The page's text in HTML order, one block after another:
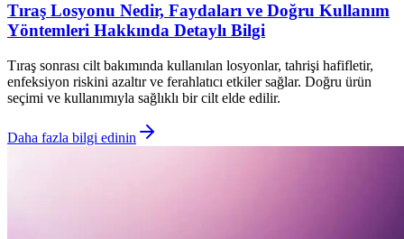
Tıraş Losyonu Nedir, Faydaları ve Doğru Kullanım
Yöntemleri Hakkında Detaylı Bilgi
Tıraş sonrası cilt bakımında kullanılan losyonlar, tahrişi hafifletir,
enfeksiyon riskini azaltır ve ferahlatıcı etkiler sağlar. Doğru ürün
seçimi ve kullanımıyla sağlıklı bir cilt elde edilir.
Daha fazla bilgi edinin